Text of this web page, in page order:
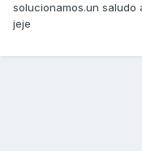
solucionamos.un saludo
jeje